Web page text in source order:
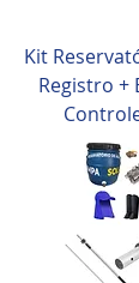
Kit
Registro +